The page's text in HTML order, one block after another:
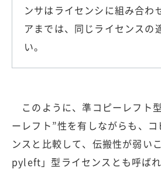
ンサはライセンシに組み合わ
アまでは、同じライセンスの
い。
このように、準コピーレフト
ーレフト”性を有しながらも、
ンスと比較して、伝搬性が弱い
pyleft」型ライセンスとも呼ばれ